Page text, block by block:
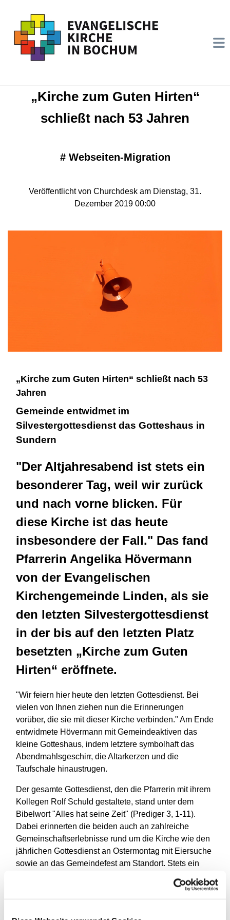
„Kirche zum Guten Hirten“
schließt nach 53 Jahren
# Webseiten-Migration
Veröffentlicht von Churchdesk am Dienstag, 31.
Dezember 2019 00:00
„Kirche zum Guten Hirten“ schließt nach 53
Jahren
Gemeinde entwidmet im
Silvestergottesdienst das Gotteshaus in
Sundern
"Der Altjahresabend ist stets ein
besonderer Tag, weil wir zurück
und nach vorne blicken. Für
diese Kirche ist das heute
insbesondere der Fall." Das fand
Pfarrerin Angelika Hövermann
von der Evangelischen
Kirchengemeinde Linden, als sie
den letzten Silvestergottesdienst
in der bis auf den letzten Platz
besetzten „Kirche zum Guten
Hirten“ eröffnete.
"Wir feiern hier heute den letzten Gottesdienst. Bei
vielen von Ihnen ziehen nun die Erinnerungen
vorüber, die sie mit dieser Kirche verbinden." Am Ende
entwidmete Hövermann mit Gemeindeaktiven das
kleine Gotteshaus, indem letztere symbolhaft das
Abendmahlsgeschirr, die Altarkerzen und die
Taufschale hinaustrugen.
Der gesamte Gottesdienst, den die Pfarrerin mit ihrem
Kollegen Rolf Schuld gestaltete, stand unter dem
Bibelwort "Alles hat seine Zeit" (Prediger 3, 1-11).
Dabei erinnerten die beiden auch an zahlreiche
Gemeinschaftserlebnisse rund um die Kirche wie den
jährlichen Gottesdienst an Ostermontag mit Eiersuche
sowie an das Gemeindefest am Standort. Stets ein
beliebter Treffpunkt im Stadtteil zwischen Weitmarer